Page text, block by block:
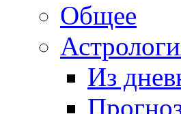
Общее
Из